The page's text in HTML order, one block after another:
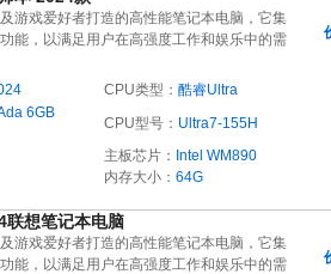
游戏爱好者打造的高性能笔记本电脑，它集
能，以满足用户在高强度工作和娱乐中的需
CPU类型： 酷睿Ultra
6GB
CPU型号： Ultra7-155H
主板芯片： Intel WM890
内存大小： 64G
想笔记本电脑
游戏爱好者打造的高性能笔记本电脑，它集
能，以满足用户在高强度工作和娱乐中的需